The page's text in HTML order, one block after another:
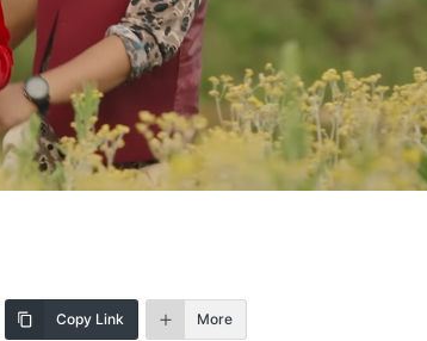
Copy Link More